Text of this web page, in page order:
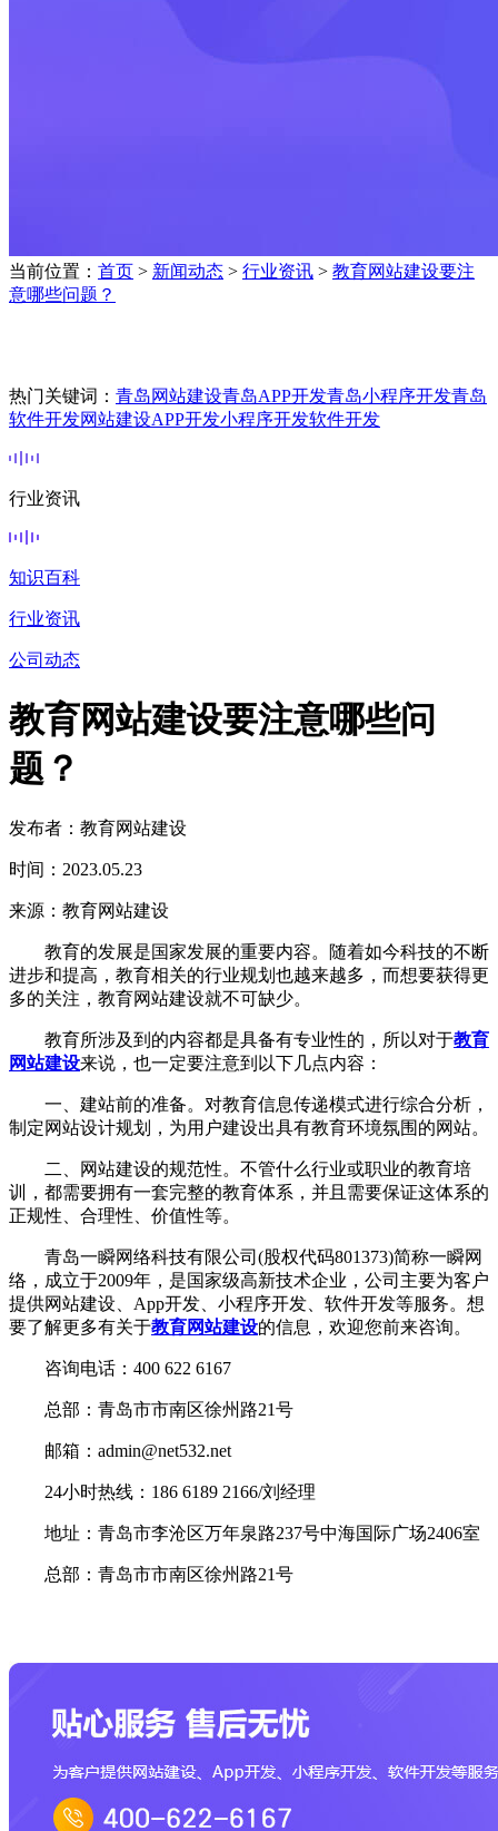
当前位置： 首页 > 新闻动态 > 行业资讯 > 教育网站建设要注
意哪些问题？
热门关键词： 青岛网站建设青岛APP开发青岛小程序开发青岛
软件开发网站建设APP开发小程序开发软件开发
行业资讯
知识百科
行业资讯
公司动态
教育网站建设要注意哪些问
题？
发布者：教育网站建设
时间：2023.05.23
来源：教育网站建设
教育的发展是国家发展的重要内容。随着如今科技的不断
进步和提高，教育相关的行业规划也越来越多，而想要获得更
多的关注，教育网站建设就不可缺少。
教育所涉及到的内容都是具备有专业性的，所以对于教育
网站建设来说，也一定要注意到以下几点内容：
一、建站前的准备。对教育信息传递模式进行综合分析，
制定网站设计规划，为用户建设出具有教育环境氛围的网站。
二、网站建设的规范性。不管什么行业或职业的教育培
训，都需要拥有一套完整的教育体系，并且需要保证这体系的
正规性、合理性、价值性等。
青岛一瞬网络科技有限公司(股权代码801373)简称一瞬网
络，成立于2009年，是国家级高新技术企业，公司主要为客户
提供网站建设、App开发、小程序开发、软件开发等服务。想
要了解更多有关于教育网站建设的信息，欢迎您前来咨询。
咨询电话：400 622 6167
总部：青岛市市南区徐州路21号
邮箱：admin@net532.net
24小时热线：186 6189 2166/刘经理
地址：青岛市李沧区万年泉路237号中海国际广场2406室
总部：青岛市市南区徐州路21号